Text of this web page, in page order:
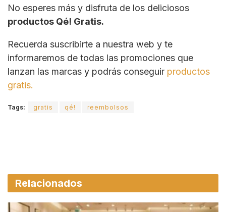
No esperes más y disfruta de los deliciosos
productos Qé! Gratis.
Recuerda suscribirte a nuestra web y te
informaremos de todas las promociones que
lanzan las marcas y podrás conseguir productos
gratis.
Tags: gratis qé! reembolsos
Relacionados